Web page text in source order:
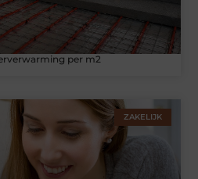
per m2
ZAKELIJK